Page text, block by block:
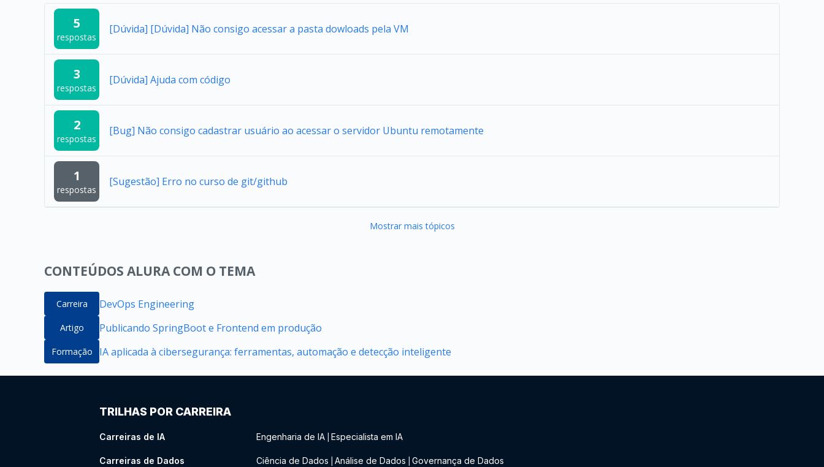
5
respostas
[Dúvida] [Dúvida] Não consigo acessar a pasta dowloads pela VM
3
respostas
[Dúvida] Ajuda com código
2
respostas
[Bug] Não consigo cadastrar usuário ao acessar o servidor Ubuntu remotamente
1
respostas
[Sugestão] Erro no curso de git/github
Mostrar mais tópicos
CONTEÚDOS ALURA COM O TEMA
Carreira DevOps Engineering
Artigo Publicando SpringBoot e Frontend em produção
Formação IA aplicada à cibersegurança: ferramentas, automação e detecção inteligente
TRILHAS POR CARREIRA
Carreiras de IA Engenharia de IA Especialista em IA
Carreiras de Dados Ciência de Dados Análise de Dados Governança de Dados